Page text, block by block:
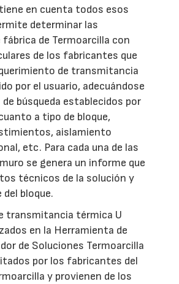
en cuenta todos esos
determinar las
de Termoarcilla con
de los fabricantes que
de transmitancia
por el usuario, adecuándose
búsqueda establecidos por
a tipo de bloque,
aislamiento
etc. Para cada una de las
se genera un informe que
técnicos de la solución y
bloque.
transmitancia térmica U
en la Herramienta de
de Soluciones Termoarcilla
por los fabricantes del
y provienen de los